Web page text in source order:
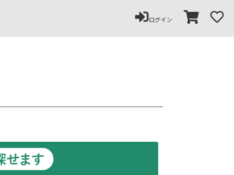
ログイン